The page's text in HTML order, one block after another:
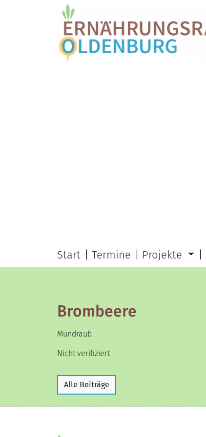
Start Termine Projekte
Brombeere
Mundraub
Nicht verifiziert
Alle Beiträge